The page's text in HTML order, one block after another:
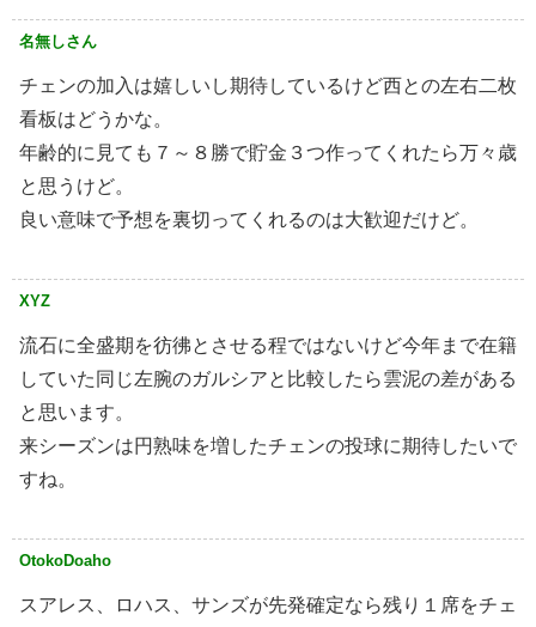
名無しさん
チェンの加入は嬉しいし期待しているけど西との左右二枚
看板はどうかな。
年齢的に見ても７～８勝で貯金３つ作ってくれたら万々歳
と思うけど。
良い意味で予想を裏切ってくれるのは大歓迎だけど。
XYZ
流石に全盛期を彷彿とさせる程ではないけど今年まで在籍
していた同じ左腕のガルシアと比較したら雲泥の差がある
と思います。
来シーズンは円熟味を増したチェンの投球に期待したいで
すね。
OtokoDoaho
スアレス、ロハス、サンズが先発確定なら残り１席をチェ